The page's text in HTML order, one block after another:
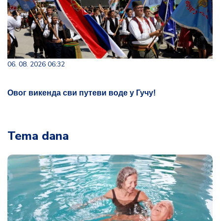
06. 08. 2026 06:32
Овог викенда сви путеви воде у Гучу!
Tema dana